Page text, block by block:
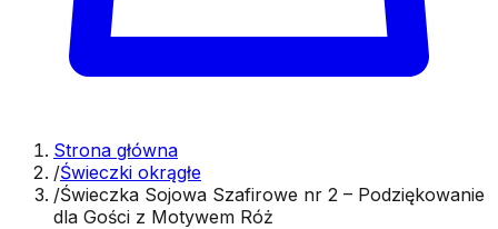
Strona główna
/Świeczki okrągłe
/Świeczka Sojowa Szafirowe nr 2 – Podziękowanie
dla Gości z Motywem Róż